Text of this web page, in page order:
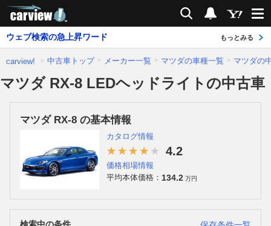
検索 通知
ウェブ検索の急上昇ワード もっとみる
carview! 中古車トップ メーカー一覧 マツダの車種一覧 マツダの
マツダ RX-8 LEDヘッドライトの中古車
マツダ RX-8 の基本情報
カタログ情報
4.2
価格相場情報
平均本体価格： 134.2 万円